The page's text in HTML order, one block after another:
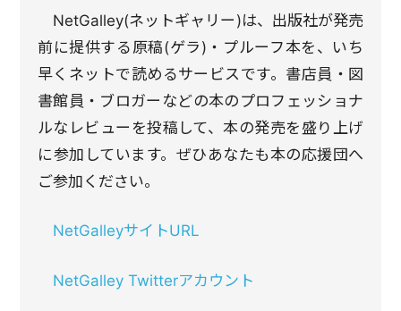
NetGalley(ネットギャリー)は、出版社が発売
前に提供する原稿(ゲラ)・プルーフ本を、いち
早くネットで読めるサービスです。書店員・図
書館員・ブロガーなどの本のプロフェッショナ
ルなレビューを投稿して、本の発売を盛り上げ
に参加しています。ぜひあなたも本の応援団へ
ご参加ください。
NetGalleyサイトURL
NetGalley Twitterアカウント